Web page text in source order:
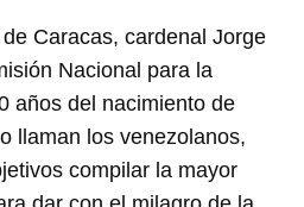
Caracas, cardenal Jorge
Nacional para la
años del nacimiento de
llaman los venezolanos,
compilar la mayor